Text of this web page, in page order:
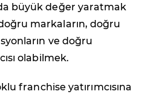
büyük değer yaratmak
markaların, doğru
ve doğru
olabilmek.
franchise yatırımcısına